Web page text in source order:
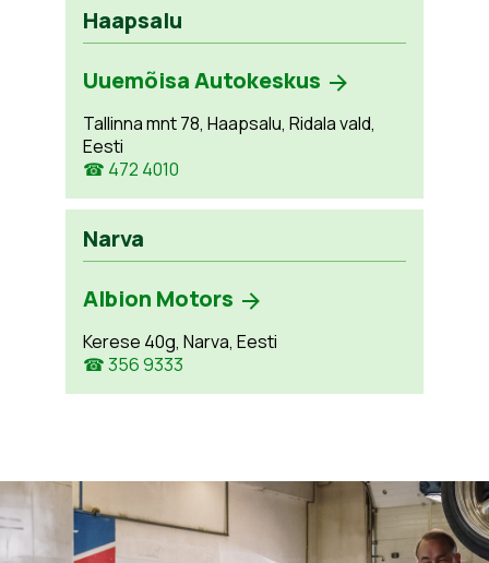
Haapsalu
Uuemõisa Autokeskus
Tallinna mnt 78, Haapsalu, Ridala vald,
Eesti
☎ 472 4010
Narva
Albion Motors
Kerese 40g, Narva, Eesti
☎ 356 9333